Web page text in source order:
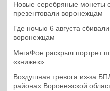
Новые серебряные монеты
презентовали воронежцам
Где ночью 6 августа
воронежцам
МегаФон раскрыл портрет
«книжек»
Воздушная тревога из-за
районах Воронежской